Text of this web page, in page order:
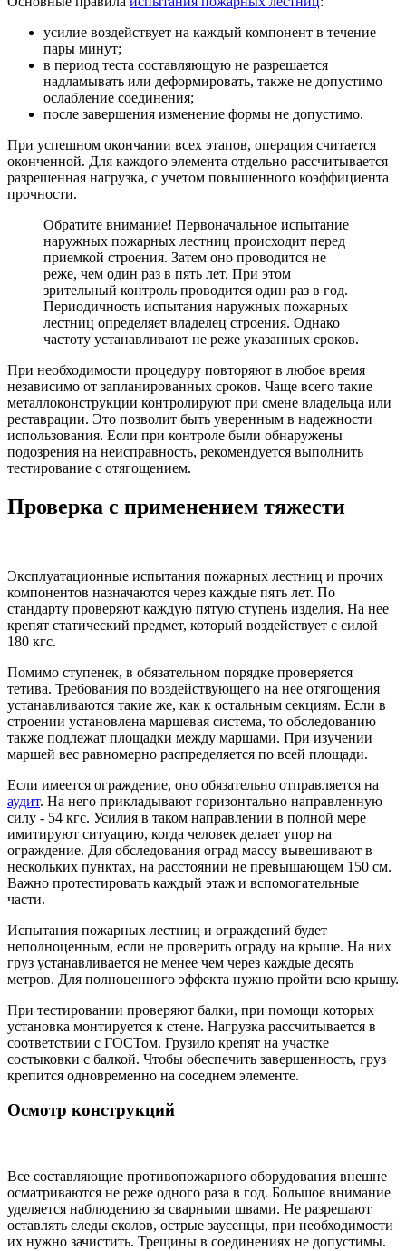
усилие воздействует на каждый компонент в течение
пары минут;
в период теста составляющую не разрешается
надламывать или деформировать, также не допустимо
ослабление соединения;
после завершения изменение формы не допустимо.
При успешном окончании всех этапов, операция считается
оконченной. Для каждого элемента отдельно рассчитывается
разрешенная нагрузка, с учетом повышенного коэффициента
прочности.
Обратите внимание! Первоначальное испытание
наружных пожарных лестниц происходит перед
приемкой строения. Затем оно проводится не
реже, чем один раз в пять лет. При этом
зрительный контроль проводится один раз в год.
Периодичность испытания наружных пожарных
лестниц определяет владелец строения. Однако
частоту устанавливают не реже указанных сроков.
При необходимости процедуру повторяют в любое время
независимо от запланированных сроков. Чаще всего такие
металлоконструкции контролируют при смене владельца или
реставрации. Это позволит быть уверенным в надежности
использования. Если при контроле были обнаружены
подозрения на неисправность, рекомендуется выполнить
тестирование с отягощением.
Проверка с применением тяжести
Эксплуатационные испытания пожарных лестниц и прочих
компонентов назначаются через каждые пять лет. По
стандарту проверяют каждую пятую ступень изделия. На нее
крепят статический предмет, который воздействует с силой
180 кгс.
Помимо ступенек, в обязательном порядке проверяется
тетива. Требования по воздействующего на нее отягощения
устанавливаются такие же, как к остальным секциям. Если в
строении установлена маршевая система, то обследованию
также подлежат площадки между маршами. При изучении
маршей вес равномерно распределяется по всей площади.
Если имеется ограждение, оно обязательно отправляется на
аудит. На него прикладывают горизонтально направленную
силу - 54 кгс. Усилия в таком направлении в полной мере
имитируют ситуацию, когда человек делает упор на
ограждение. Для обследования оград массу вывешивают в
нескольких пунктах, на расстоянии не превышающем 150 см.
Важно протестировать каждый этаж и вспомогательные
части.
Испытания пожарных лестниц и ограждений будет
неполноценным, если не проверить ограду на крыше. На них
груз устанавливается не менее чем через каждые десять
метров. Для полноценного эффекта нужно пройти всю крышу.
При тестировании проверяют балки, при помощи которых
установка монтируется к стене. Нагрузка рассчитывается в
соответствии с ГОСТом. Грузило крепят на участке
состыковки с балкой. Чтобы обеспечить завершенность, груз
крепится одновременно на соседнем элементе.
Осмотр конструкций
Все составляющие противопожарного оборудования внешне
осматриваются не реже одного раза в год. Большое внимание
уделяется наблюдению за сварными швами. Не разрешают
оставлять следы сколов, острые заусенцы, при необходимости
их нужно зачистить. Трещины в соединениях не допустимы.